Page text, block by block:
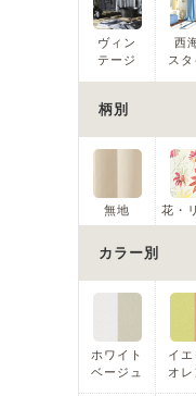
ヴィン
テージ
西
スタ
柄別
無地 花・
カラー別
ホワイト
ベージュ
イエ
オレ